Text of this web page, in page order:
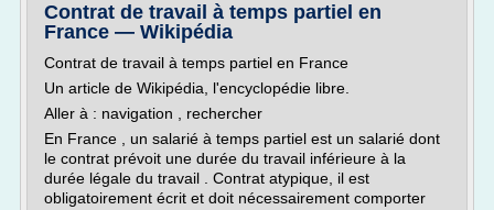
Contrat de travail à temps partiel en
France — Wikipédia
Contrat de travail à temps partiel en France
Un article de Wikipédia, l'encyclopédie libre.
Aller à : navigation , rechercher
En France , un salarié à temps partiel est un salarié dont
le contrat prévoit une durée du travail inférieure à la
durée légale du travail . Contrat atypique, il est
obligatoirement écrit et doit nécessairement comporter